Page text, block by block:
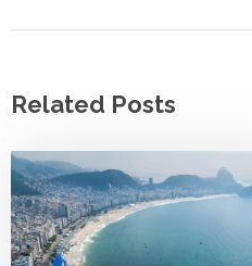
Related Posts